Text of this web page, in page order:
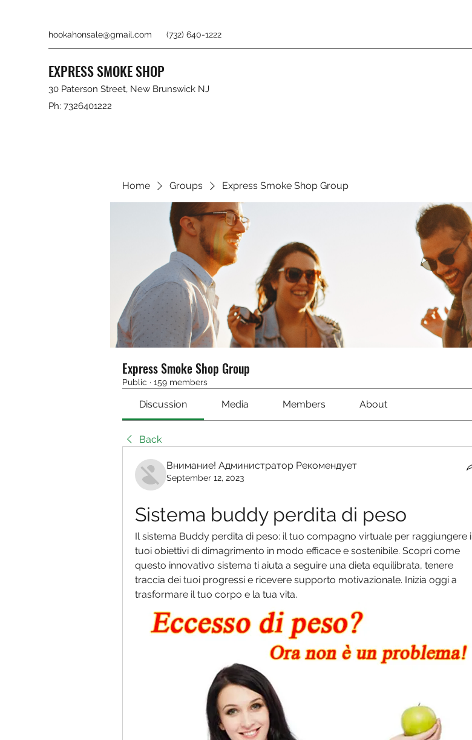
hookahonsale@gmail.com (732) 640-1222
EXPRESS SMOKE SHOP
30 Paterson Street, New Brunswick NJ
Ph: 7326401222
Home Groups Express Smoke Shop Group
Express Smoke Shop Group
Public · 159 members
Discussion Media Members About
Back
Внимание! Администратор Рекомендует
September 12, 2023
Sistema buddy perdita di peso
Il sistema Buddy perdita di peso: il tuo compagno virtuale per raggiungere i
tuoi obiettivi di dimagrimento in modo efficace e sostenibile. Scopri come
questo innovativo sistema ti aiuta a seguire una dieta equilibrata, tenere
traccia dei tuoi progressi e ricevere supporto motivazionale. Inizia oggi a
trasformare il tuo corpo e la tua vita.